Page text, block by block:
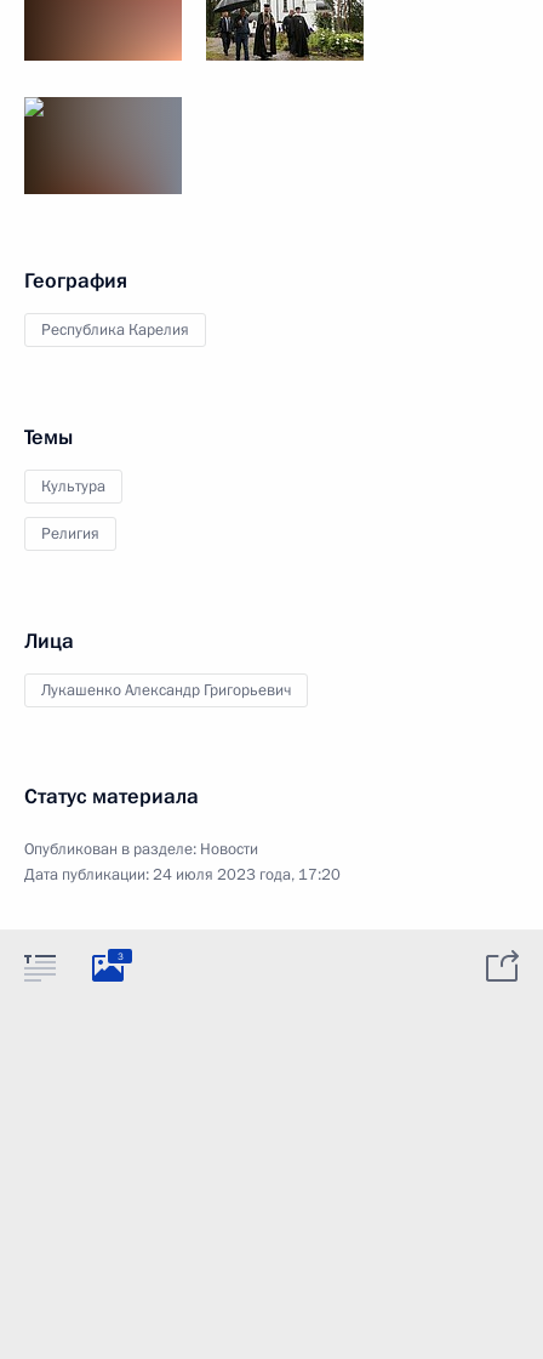
География
Республика Карелия
Темы
Культура
Религия
Лица
Лукашенко Александр Григорьевич
Статус материала
Опубликован в разделе: Новости
Дата публикации:24 июля 2023 года, 17:20
3